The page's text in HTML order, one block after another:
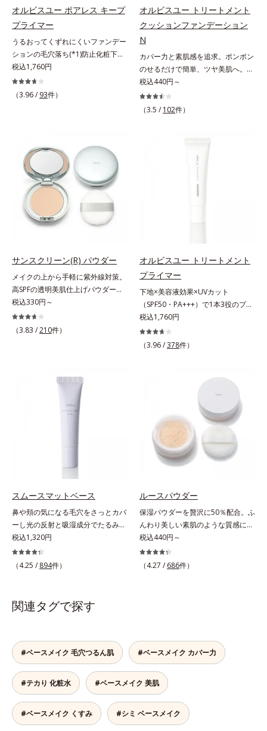
オルビスユー ポアレス キープ
プライマー
うるおってくずれにくいファンデー
ションの毛穴落ち(*1)防止化粧下
地。ファンデーションの毛穴落ち
(*1)防止化粧下地です。毛穴
1/10000サイズのマイクロカバー成
と皮脂のバランスを整え、乾燥＆ベ
タつきレスに。さらに毛穴周りの肌
にうるおいを与え、キュッと引き締
め＆ハリ感をUPさせます。また皮
脂を感知するとギュッと固まる膜を
採用。ファンデーションのくずれや
毛穴落ちを防ぎ、キレイが長持ちし
にほわっとべールをかけて、肌キメ
がふっくら整うかのよう(*3)。つっ
ぱらないここちよい密着感で、さま
ざまなタイプのファンデと併用でき
ます。毛穴が気になる箇所への部分
使いもOK。*1 ファンデーションが
くずれて毛穴に落ちること*2 酸化
税込1,760円
（3.96 / 93件）
オルビスユー トリートメント
クッションファンデーション
N
カバー力と素肌感を追求。ポンポン
のせるだけで簡単、ツヤ美肌へ。カ
バー力と素肌感を両立する、簡単ツ
ヤ美肌クッションファンデーション
です。多方向へ光を拡散し、高いソ
との親和性が高いアミノ酸系パウダ
ー(*)を配合。みずみずしく肌になじ
み、厚塗り感なくピタッと密着しま
す。毛穴、シミ、くすみ、凹凸、色
ムラなどの大人の肌悩みをポンポン
ラウロイルリシン配合＝肌なじみを
良くする仕上がり向上粉体
税込440円～
（3.5 / 102件）
サンスクリーン(R) パウダー
メイクの上から手軽に紫外線対策。
高SPFの透明美肌仕上げパウダー。
メイクの上から手を汚さずに紫外線
対策ができるUVカットパウダーで
す。“素肌のようななめらかな軽
上からササッとUVカットとお直し
が同時にできるお役立ちアイテムで
す。毛穴や色ムラをカバーしながら
も、素肌のような透明美肌を叶える
ールをかけるようにカバー。さらに
板状粉体が光を反射して、すっぴん
出します。また、皮脂を吸着する
「あぶらとりパウダー(*3)」を配合
し、くずれ＆テカリを防いでサラサ
ラ肌が長時間続きます。パウダータ
イプながら、SPF50+・PA++++。パ
ウダーならではの軽いつけごこち
ォータープルーフ(*4)だから、レジ
ャーにも大活躍してくれます。*1
合＝セミマット肌を叶える球状と板
状の粉体*2 シリカ6種類、セルロー
ス*3 シリカ配合＝皮脂を吸着する
粉体*4 化粧持ち性能
税込330円～
（3.83 /210件）
オルビスユー トリートメント
プライマー
下地×美容液効果×UVカット
（SPF50・PA+++）で1本3役のプラ
イマー。凹凸をつるんとなめらかに
(*1)整え、化粧ノリUPの高機能化粧
下地。“塗るたび高まる、素肌の美
る小ジワをカバーしてハリ肌に整え
る高機能化粧下地毛穴や小ジワの凹
凸をつるんとなめらかに(*1)。スキ
ンケア発想の化粧下地です。保湿成
分が肌全層(*2)に働きかけて、肌の
うるおいをグンとアップ＆リッチな
クリームのようにぴたっと密着。乾
燥による小ジワを目立たなく(*1)
す。むやみに隠すのではなくふわり
アのW効果で軽やかな美肌を印象づ
けます。紫外線吸収剤フリーなのに
高SPF値、さらにスキンプロテクト
複合成分(*3)が、ブルーライト、紫
外線、大気中の微粒子汚れなどの外
拡散効果で乾燥小ジワや毛穴もカバ
ーします。【ラスティング効果】皮
主成分を選択的に吸収し、うるおい
はしっかり残すことでカバー力を保
ちます。*1 メイク効果による*2 角
層の範囲内*3 スキンプロテクト※
税込1,760円
（3.96 /378件）
スムースマットベース
鼻や頬の気になる毛穴をさっとカバ
ーし光の反射と吸湿成分でたるみ毛
穴もふんわり一掃。肌になじむクリ
ーム状の部分用化粧下地。小鼻や頬
の気になる毛穴にさっと塗るだけ
に乱反射させ、毛穴をふんわりぼか
します。さらに乾燥を感じたら水分
もふんわり一掃。するんとハリ感の
ある肌に整えます。絶妙ベージュ色
で、黒ずみもカバー。肌をキュッと
ひきしめる植物性ひきしめ成分配合
で、テカリや化粧くずれも防ぎま
す。クリームをなじませると、さら
さらの感触のパウダーに変化。まる
税込1,320円
（4.25 / 894件）
ルースパウダー
保湿パウダーを贅沢に50％配合。ふ
んわり美しい素肌のような質感にな
りながらもうるおいとツヤを叶える
フェイスパウダー。朝の仕上がりの
クオリティが全然違う！ まるで美
をまとったグロウニュアンスパウダ
ーを新配合。リキッドのツヤ感を活
かしながらも、ふんわりと軽やかな
サラツヤ肌へと、仕上がり質感を格
上げします。うるおいパウダーを
50％配合し、さらに浸透型ヒアルロ
ン酸エキスも加えることで、お粉な
税込440円～
（4.27 / 686件）
関連タグで探す
#ベースメイク 毛穴つるん肌 #ベースメイク カバー力
#テカり 化粧水 #ベースメイク 美肌
#ベースメイク くすみ #シミ ベースメイク